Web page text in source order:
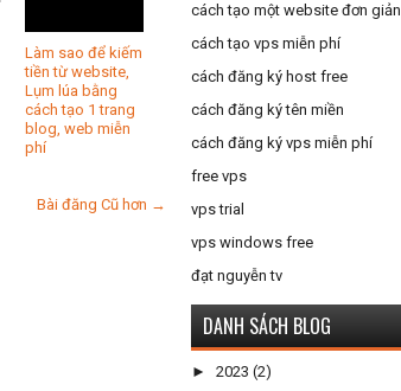
Làm sao để kiếm
tiền từ website,
Lụm lúa bằng
cách tạo 1 trang
blog, web miễn
phí
Bài đăng Cũ hơn →
cách tạo một website đơn giản
cách tạo vps miễn phí
cách đăng ký host free
cách đăng ký tên miền
cách đăng ký vps miễn phí
free vps
vps trial
vps windows free
đạt nguyễn tv
DANH SÁCH BLOG
► 2023 (2)